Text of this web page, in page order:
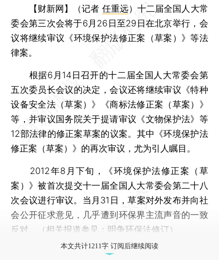
【财新网】（记者 任重远） 十二届全国人大常
委会第三次会将于6月26日至29日在北京举行，会
议将继续审议《环境保护法修正案（草案）》等法
律案。
根据6月14日召开的十二届全国人大常委会第
五次委员长会议的决定，会议还将继续审议《特种
设备安全法（草案）》《商标法修正案（草案）》
等，并审议国务院关于提请审议《文物保护法》等
12部法律的修正案草案的议案。其中《环境保护法
修正案（草案）》的再次审议，尤为引人瞩目。
2012年8月下旬，《环境保护法修正案（草
案）》被首次提交十一届全国人大常委会第二十八
次会议进行审议。当月31日，草案对外发布并向社
会公开征求意见，几乎遭到环保界主流声音的一致
反对。（相关报道参见： 明争环保法修订）
本文共计1211字 订阅后继续阅读